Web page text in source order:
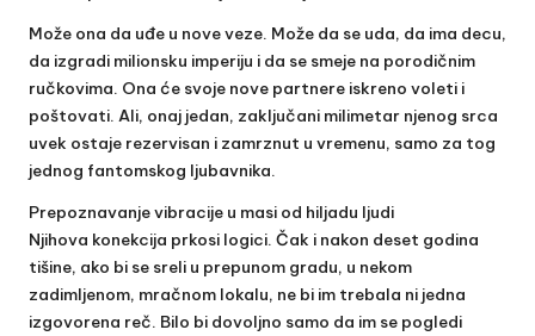
Može ona da uđe u nove veze. Može da se uda, da ima decu,
da izgradi milionsku imperiju i da se smeje na porodičnim
ručkovima. Ona će svoje nove partnere iskreno voleti i
poštovati. Ali, onaj jedan, zaključani milimetar njenog srca
uvek ostaje rezervisan i zamrznut u vremenu, samo za tog
jednog fantomskog ljubavnika.
Prepoznavanje vibracije u masi od hiljadu ljudi
Njihova konekcija prkosi logici. Čak i nakon deset godina
tišine, ako bi se sreli u prepunom gradu, u nekom
zadimljenom, mračnom lokalu, ne bi im trebala ni jedna
izgovorena reč. Bilo bi dovoljno samo da im se pogledi